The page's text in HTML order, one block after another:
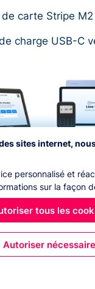
carte Stripe M2
charge USB-C
sites internet,
personnalisé et
sur la façon
tous les
Autoriser nécessaire